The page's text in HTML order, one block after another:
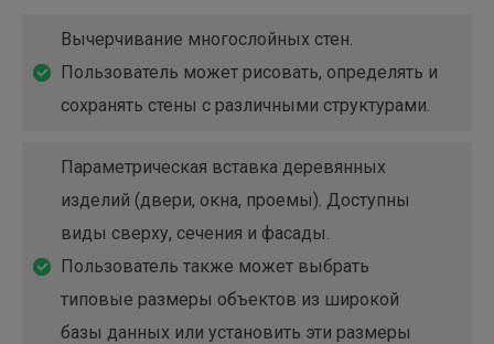
Вычерчивание многослойных стен.
Пользователь может рисовать, определять и
сохранять стены с различными структурами.
Параметрическая вставка деревянных
изделий (двери, окна, проемы). Доступны
виды сверху, сечения и фасады.
Пользователь также может выбрать
типовые размеры объектов из широкой
базы данных или установить эти размеры